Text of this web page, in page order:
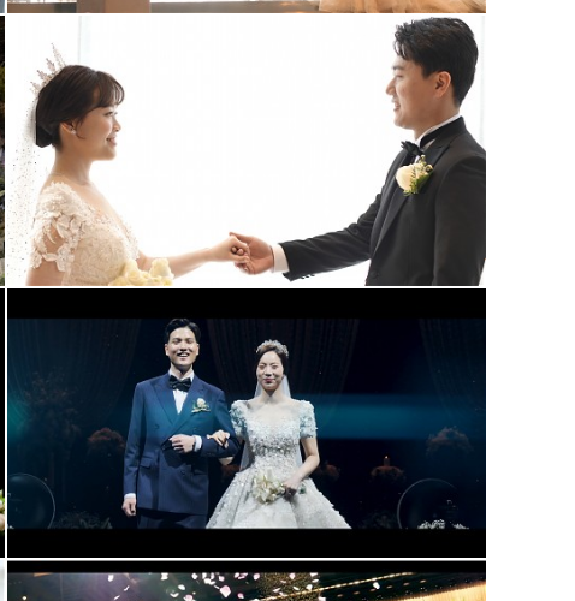
대전 루이비스웨딩컨벤션 (대표2인촬영)
청주아모르아트 본식영상(대표촬영)